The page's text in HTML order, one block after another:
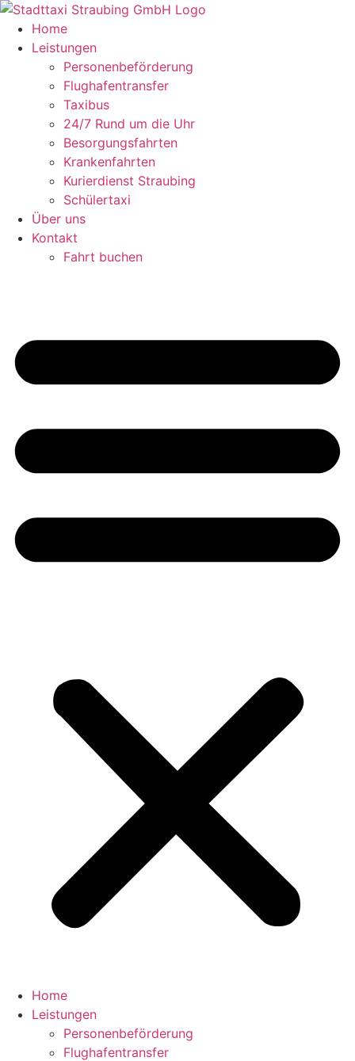
Zum
Inhalt
springen
Home
Leistungen
Personenbeförderung
Flughafentransfer
Taxibus
24/7 Rund um die Uhr
Besorgungsfahrten
Krankenfahrten
Kurierdienst Straubing
Schülertaxi
Über uns
Kontakt
Fahrt buchen
Home
Leistungen
Personenbeförderung
Flughafentransfer